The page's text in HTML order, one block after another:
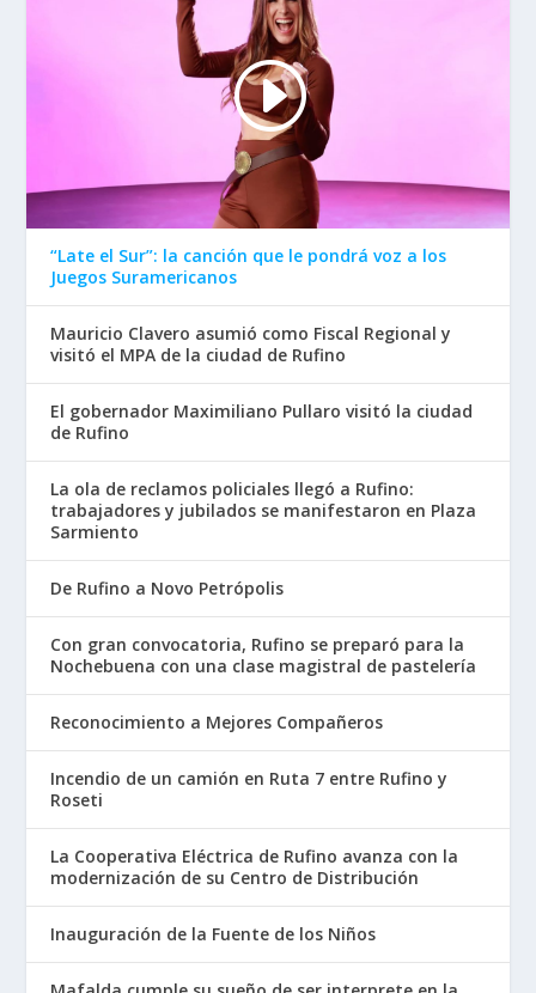
“Late el Sur”: la canción que le pondrá voz a los
Juegos Suramericanos
Mauricio Clavero asumió como Fiscal Regional y
visitó el MPA de la ciudad de Rufino
El gobernador Maximiliano Pullaro visitó la ciudad
de Rufino
La ola de reclamos policiales llegó a Rufino:
trabajadores y jubilados se manifestaron en Plaza
Sarmiento
De Rufino a Novo Petrópolis
Con gran convocatoria, Rufino se preparó para la
Nochebuena con una clase magistral de pastelería
Reconocimiento a Mejores Compañeros
Incendio de un camión en Ruta 7 entre Rufino y
Roseti
La Cooperativa Eléctrica de Rufino avanza con la
modernización de su Centro de Distribución
Inauguración de la Fuente de los Niños